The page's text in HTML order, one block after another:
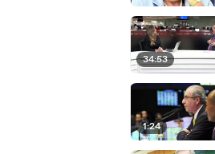
34:53
1:24